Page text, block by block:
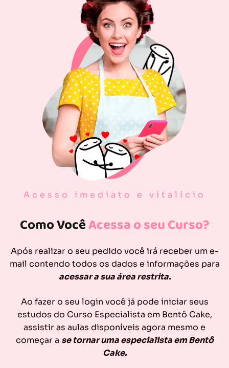
Acesso imediato e vitalício
Como VocêAcessa o seu Curso?
Após realizar o seu pedido você irá receber um e-
mail contendo todos os dados e informações para
acessar a sua área restrita.
Ao fazer o seu login você já pode iniciar seus
estudos do Curso Especialista em Bentô Cake,
assistir as aulas disponíveis agora mesmo e
começar a se tornar uma especialista em Bentô
Cake.